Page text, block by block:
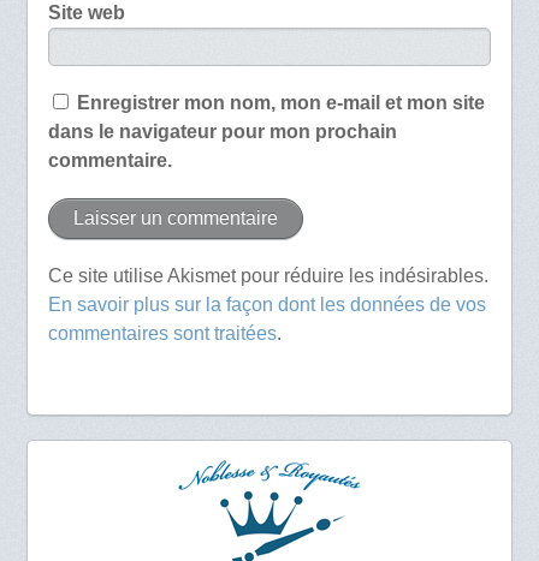
Site web
Enregistrer mon nom, mon e-mail et mon site
dans le navigateur pour mon prochain
commentaire.
Ce site utilise Akismet pour réduire les indésirables.
En savoir plus sur la façon dont les données de vos
commentaires sont traitées.